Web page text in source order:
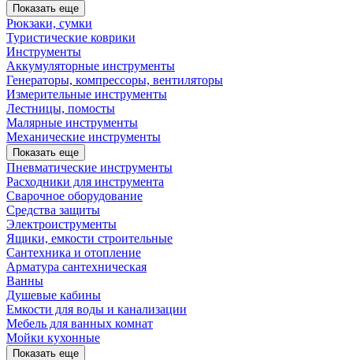
Показать еще
Рюкзаки, сумки
Туристические коврики
Инструменты
Аккумуляторные инструменты
Генераторы, компрессоры, вентиляторы
Измерительные инструменты
Лестницы, помосты
Малярные инструменты
Механические инструменты
Показать еще
Пневматические инструменты
Расходники для инструмента
Сварочное оборудование
Средства защиты
Электроиструменты
Ящики, емкости строительные
Сантехника и отопление
Арматура сантехническая
Ванны
Душевые кабины
Емкости для воды и канализации
Мебель для ванных комнат
Мойки кухонные
Показать еще